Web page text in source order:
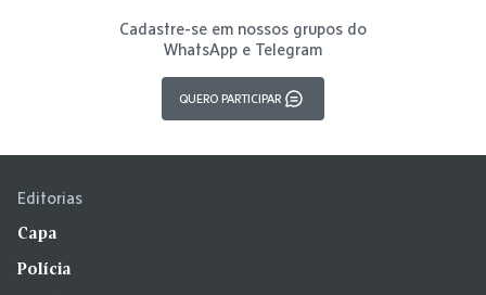
Cadastre-se em nossos grupos do
WhatsApp e Telegram
QUERO PARTICIPAR
Editorias
Capa
Polícia